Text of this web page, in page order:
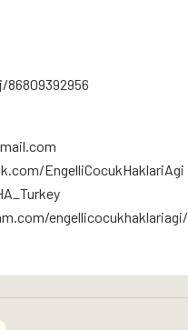
EngelliCocukHaklariAgi
engellicocukhaklariagi/